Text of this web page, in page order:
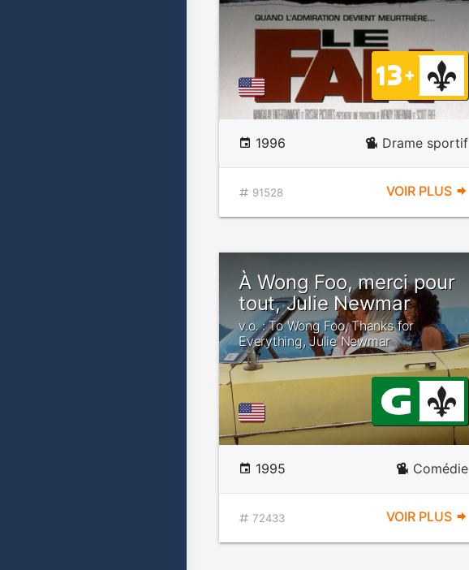
1996 Drame sportif
91528 VOIR PLUS
À Wong Foo, merci pour
tout, Julie Newmar
v.o. : To Wong Foo, Thanks for
Everything, Julie Newmar
1995 Comédie
72433 VOIR PLUS